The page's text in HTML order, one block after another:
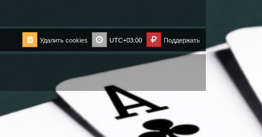
Поддержать
UTC+03:00
Удалить cookies